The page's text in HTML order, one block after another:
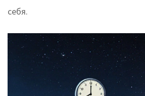
себя.